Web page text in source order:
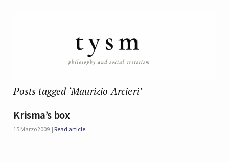
Posts tagged ‘Maurizio Arcieri’
Krisma’s box
15 Marzo 2009 Read article